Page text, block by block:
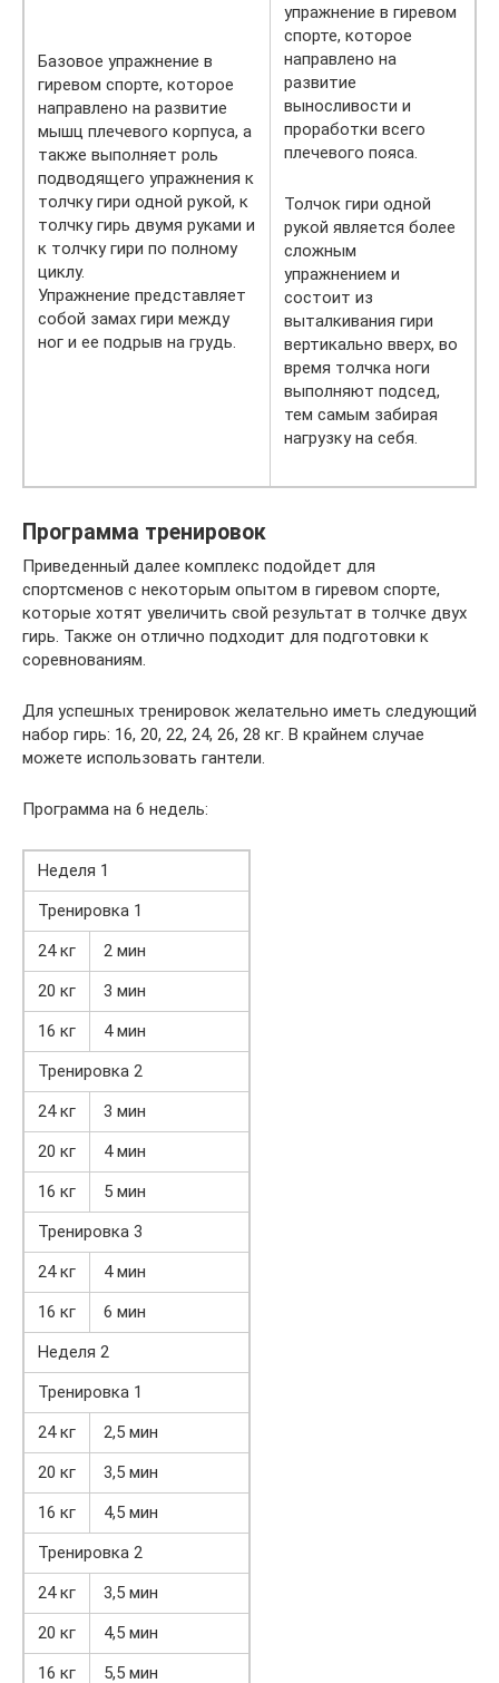
Базовое упражнение в
гиревом спорте, которое
направлено на развитие
мышц плечевого корпуса, а
также выполняет роль
подводящего упражнения к
толчку гири одной рукой, к
толчку гирь двумя руками и
к толчку гири по полному
циклу.
Упражнение представляет
собой замах гири между
ног и ее подрыв на грудь.
упражнение в гиревом
спорте, которое
направлено на
развитие
выносливости и
проработки всего
плечевого пояса.
Толчок гири одной
рукой является более
сложным
упражнением и
состоит из
выталкивания гири
вертикально вверх, во
время толчка ноги
выполняют подсед,
тем самым забирая
нагрузку на себя.
Программа тренировок
Приведенный далее комплекс подойдет для
спортсменов с некоторым опытом в гиревом спорте,
которые хотят увеличить свой результат в толчке двух
гирь. Также он отлично подходит для подготовки к
соревнованиям.
Для успешных тренировок желательно иметь следующий
набор гирь: 16, 20, 22, 24, 26, 28 кг. В крайнем случае
можете использовать гантели.
Программа на 6 недель:
Неделя 1
Тренировка 1
24 кг
2 мин
20 кг
3 мин
16 кг
4 мин
Тренировка 2
24 кг
3 мин
20 кг
4 мин
16 кг
5 мин
Тренировка 3
24 кг
4 мин
16 кг
6 мин
Неделя 2
Тренировка 1
24 кг
2,5 мин
20 кг
3,5 мин
16 кг
4,5 мин
Тренировка 2
24 кг
3,5 мин
20 кг
4,5 мин
16 кг
5,5 мин